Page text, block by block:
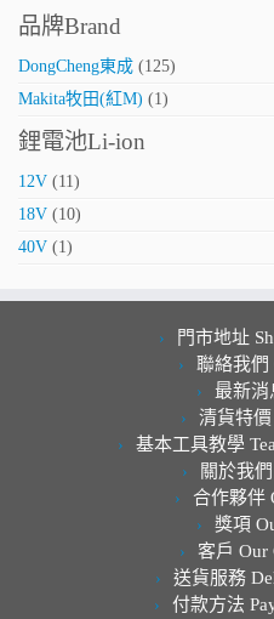
品牌Brand
DongCheng東成 (125)
Makita牧田(紅M) (1)
鋰電池Li-ion
12V (11)
18V (10)
40V (1)
門市地址
聯絡我們
最新消
清貨特價
基本工具教學
關於我
合作夥伴
獎項
客戶 Our
送貨服務
付款方法